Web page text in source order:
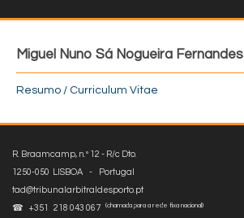
Miguel Nuno Sá Nogueira Fernandes
Resumo / Curriculum Vitae
R. Braamcamp, n.º 12 - R/c Dto.
1250-050 LISBOA - Portugal
tad@tribunalarbitraldesporto.pt
☎ +351 218 043 067
(chamada para a rede fixa nacional)